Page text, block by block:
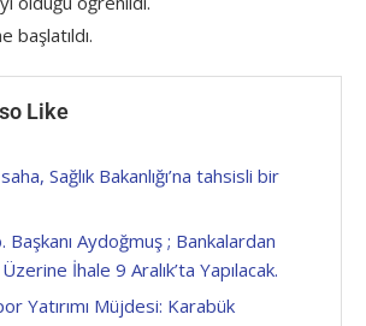
başlatıldı.
Like
Sağlık Bakanlığı’na tahsisli bir
Başkanı Aydoğmuş ; Bankalardan
İhale 9 Aralık’ta Yapılacak.
Yatırımı Müjdesi: Karabük